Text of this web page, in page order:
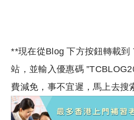
**現在從Blog 下方按鈕轉載到
站，並輸入優惠碼
費減免，事不宜遲，馬上去搜